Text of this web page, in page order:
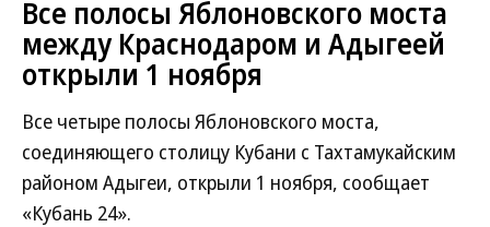
Все полосы Яблоновского моста
между Краснодаром и Адыгеей
открыли 1 ноября
Все четыре полосы Яблоновского моста,
соединяющего столицу Кубани с Тахтамукайским
районом Адыгеи, открыли 1 ноября, сообщает
«Кубань 24».